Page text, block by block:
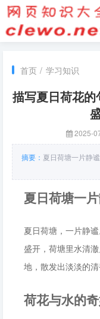
首页 / 学习知识
描写夏日荷花
2025-
摘要： 夏日荷塘一片静
夏日荷塘一
夏日荷塘，一片静
盛开，荷塘里水清
地，散发出淡淡的
荷花与水的